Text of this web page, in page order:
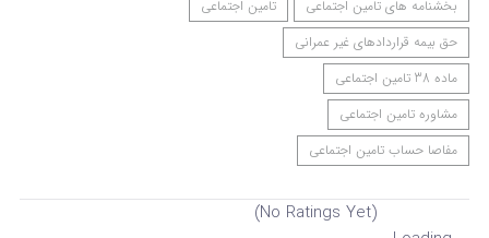
بخشنامه های تامین اجتماعی
تامین اجتماعی
حق بیمه قراردادهای غیر عمرانی
ماده 38 تامین اجتماعی
مشاوره تامین اجتماعی
مفاصا حساب تامین اجتماعی
(No Ratings Yet)